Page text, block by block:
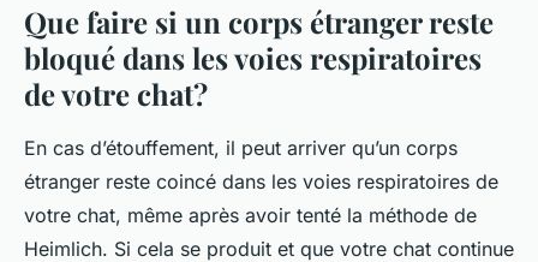
Que faire si un corps étranger reste
bloqué dans les voies respiratoires
de votre chat?
En cas d’étouffement, il peut arriver qu’un corps
étranger reste coincé dans les voies respiratoires de
votre chat, même après avoir tenté la méthode de
Heimlich. Si cela se produit et que votre chat continue